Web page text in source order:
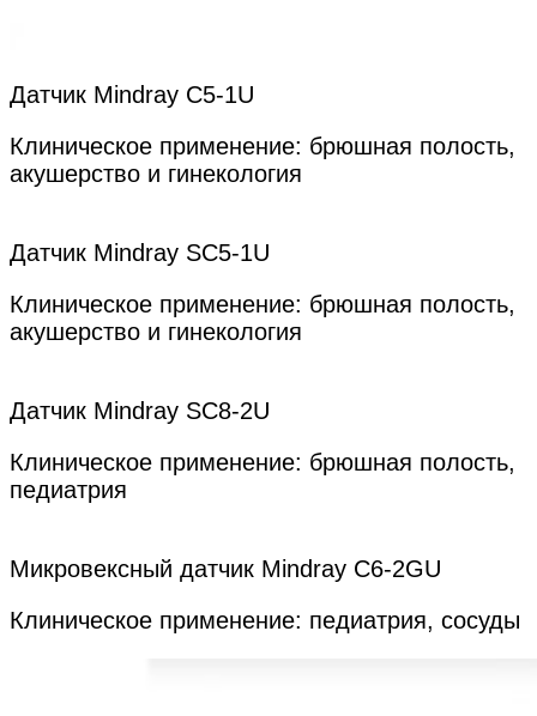
Датчик Mindray C5-1U
Клиническое применение: брюшная полость,
акушерство и гинекология
Датчик Mindray SC5-1U
Клиническое применение: брюшная полость,
акушерство и гинекология
Датчик Mindray SC8-2U
Клиническое применение: брюшная полость,
педиатрия
Микровексный датчик Mindray C6-2GU
Клиническое применение: педиатрия, сосуды